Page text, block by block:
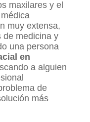
maxilares y el
muy extensa,
de medicina y
una persona
en
a alguien
de
más